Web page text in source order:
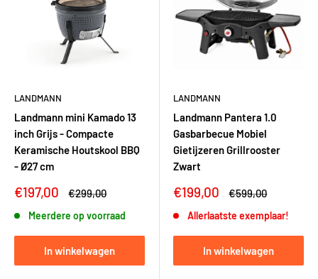
LANDMANN
Landmann mini Kamado 13
inch Grijs - Compacte
Keramische Houtskool BBQ
- Ø27 cm
Kortingsprijs
€197,00 Adviesprijs
€299,00
Meerdere op voorraad
In winkelwagen
LANDMANN
Landmann Pantera 1.0
Gasbarbecue Mobiel
Gietijzeren Grillrooster
Zwart
Kortingsprijs
€199,00 Adviesprijs
€599,00
Allerlaatste exemplaar!
In winkelwagen